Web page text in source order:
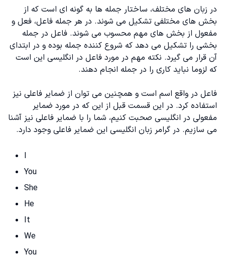
فعل های متعدی
استفاده از ضمایر مفعولی در جملات پرسشی
استفاده از ضمایر مفعولی بعد از حروف اضافه
استفاده از دو ضمیر مفعولی در جمله
استفاده از ضمیر مفعولی بعد از " as" و " than"
در زبان های مختلف، ساختار جمله ها به گونه ای است که از
بخش های مختلفی تشکیل می شوند. در هر جمله فاعل، فعل و
مفعول از بخش های مهم محسوب می شوند. فاعل در جمله
بخشی را تشکیل می دهد که شروع کننده جمله بوده و در ابتدای
آن قرار می گیرد. نکته مهم در مورد فاعل در انگلیسی این است
که لزوما نباید کاری را در جمله انجام دهند.
فاعل در واقع اسم است و همچنین می توان از ضمایر فاعلی نیز
استفاده کرد. در این قسمت قبل از این که در مورد ضمایر
مفعولی در انگلیسی صحبت کنیم، شما را با ضمایر فاعلی نیز آشنا
می سازیم. در گرامر زبان انگلیسی این ضمایر فاعلی وجود دارد.
I
You
She
He
It
We
You